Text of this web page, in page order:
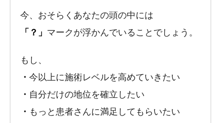
今、おそらくあなたの頭の中には
「？」 マークが浮かんでいることでしょう。
もし、
・ 今以上に施術レベルを高めていきたい
・ 自分だけの地位を確立したい
・ もっと患者さんに満足してもらいたい